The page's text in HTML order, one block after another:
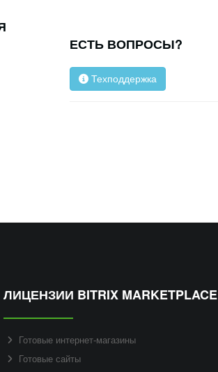
ЕСТЬ ВОПРОСЫ?
Техподдержка
ЛИЦЕНЗИИ BITRIX MARKETPLACE
Готовые интернет-магазины
Готовые сайты